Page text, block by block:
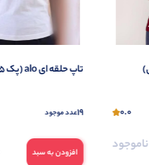
0.0
ناموجود
تاپ حلقه ای alo (پک 5 عددی)
19عدد موجود
افزودن به سبد